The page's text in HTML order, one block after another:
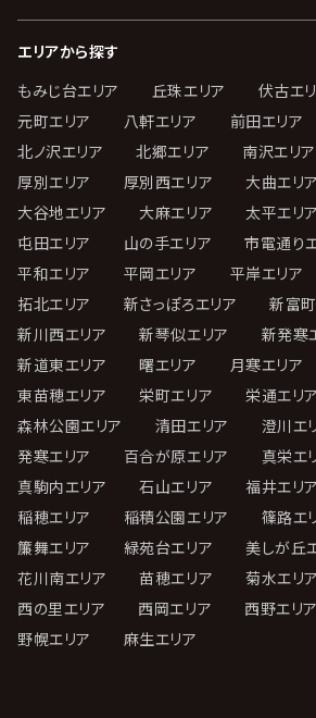
エリアから探す
もみじ台エリア
丘珠エリア
伏古エ
元町エリア
八軒エリア 前田エリア
北ノ沢エリア
北郷エリア 南沢エリア
厚別エリア
厚別西エリア
大曲エリア
大谷地エリア
大麻エリア 太平エリア
屯田エリア
山の手エリア
市電通り
平和エリア
平岡エリア 平岸エリア
拓北エリア
新さっぽろエリア 新富町
新川西エリア
新琴似エリア
新発寒
新道東エリア
曙エリア 月寒エリア
東苗穂エリア
栄町エリア
栄通エリア
森林公園エリア
清田エリア
澄川エ
発寒エリア
百合が原エリア
真栄エ
真駒内エリア
石山エリア 福井エリア
稲穂エリア
稲積公園エリア
篠路エ
簾舞エリア
緑苑台エリア
美しが丘
花川南エリア
苗穂エリア
菊水エリア
西の里エリア
西岡エリア 西野エリア
野幌エリア
麻生エリア